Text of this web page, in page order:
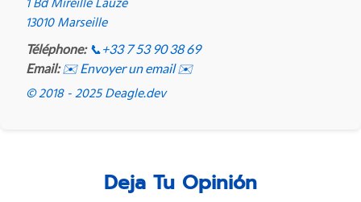
13010 Marseille
Téléphone: 📞 +33 7 53 90 38 69
Email: ✉️ Envoyer un email ✉️
© 2018 - 2025 Deagle.dev
Deja Tu Opinión